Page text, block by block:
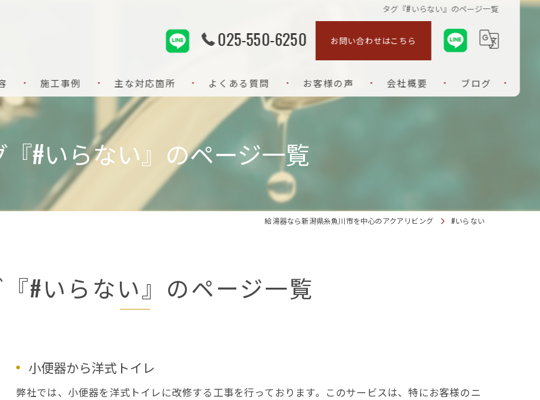
タグ『#いらない』のページ一覧
025-550-6250 お問い合わせはこちら
施工事例 主な対応箇所
給排水設備
水回り設備
水回りリフォーム
水道修理
よくある質問 お客様の声 会社概要 ブログ
#いらない』のページ一覧
給湯器なら新潟県糸魚川市を中心のアクアリビング #いらない
#いらない』のページ一覧
小便器から洋式トイレ
弊社では、小便器を洋式トイレに改修する工事を行っております。このサービスは、特にお客様のニ